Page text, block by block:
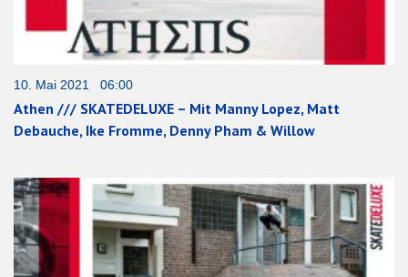
10. Mai 2021 06:00
Athen /// SKATEDELUXE – Mit Manny Lopez, Matt
Debauche, Ike Fromme, Denny Pham & Willow